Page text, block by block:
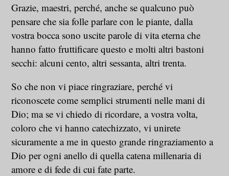
Grazie, maestri, perché, anche se qualcuno può
pensare che sia folle parlare con le piante, dalla
vostra bocca sono uscite parole di vita eterna che
hanno fatto fruttificare questo e molti altri bastoni
secchi: alcuni cento, altri sessanta, altri trenta.
So che non vi piace ringraziare, perché vi
riconoscete come semplici strumenti nelle mani di
Dio; ma se vi chiedo di ricordare, a vostra volta,
coloro che vi hanno catechizzato, vi unirete
sicuramente a me in questo grande ringraziamento a
Dio per ogni anello di quella catena millenaria di
amore e di fede di cui fate parte.